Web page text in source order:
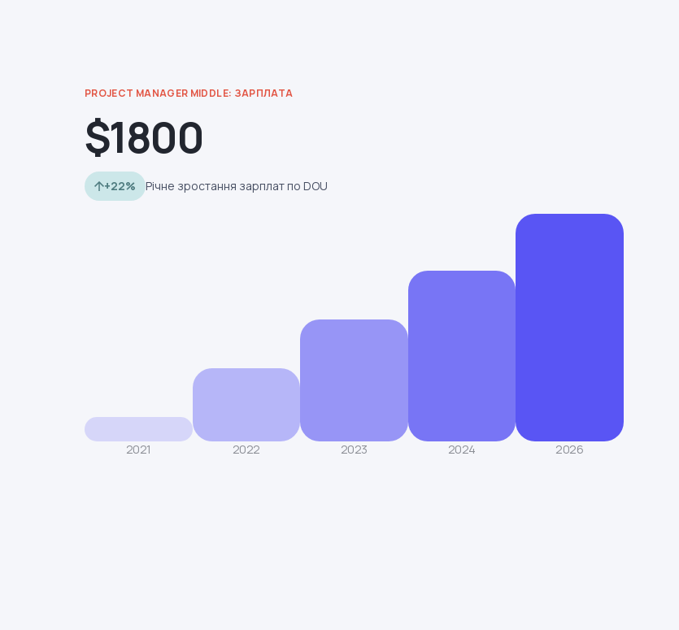
PROJECT MANAGER MIDDLE: ЗАРПЛАТА
$1800
+22% Річне зростання зарплат по DOU
2021 2022 2023 2024 2026